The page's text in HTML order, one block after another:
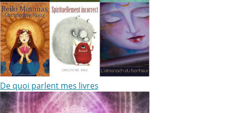
De quoi parlent mes livres